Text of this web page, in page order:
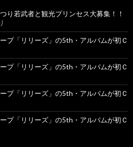
若武者と観光プリンセス大募集！！
プ「リリーズ」の5th・アルバムが初Ｃ
プ「リリーズ」の5th・アルバムが初Ｃ
プ「リリーズ」の5th・アルバムが初Ｃ
プ「リリーズ」の5th・アルバムが初Ｃ